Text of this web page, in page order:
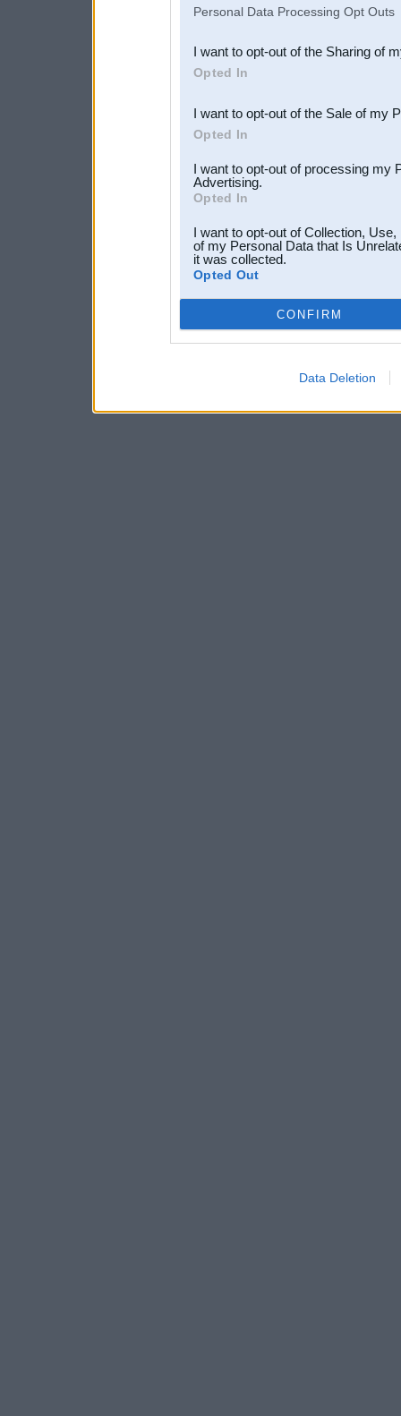
Downstream Participants
third parties.
Personal Data Processing Opt Outs
I want to opt-out of the Sharing of
Opted In
I want to opt-out of the Sale of my
Opted In
I want to opt-out of processing my
Advertising.
Opted In
I want to opt-out of Collection,
of my Personal Data that Is
it was collected.
Opted Out
CONFIRM
Data Deletion